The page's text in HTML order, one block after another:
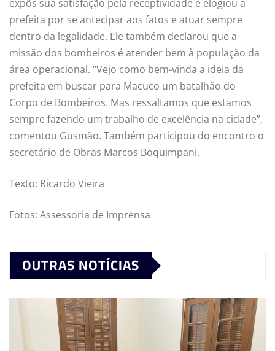
expôs sua satisfação pela receptividade e elogiou a
prefeita por se antecipar aos fatos e atuar sempre
dentro da legalidade. Ele também declarou que a
missão dos bombeiros é atender bem à população da
área operacional. “Vejo como bem-vinda a ideia da
prefeita em buscar para Macuco um batalhão do
Corpo de Bombeiros. Mas ressaltamos que estamos
sempre fazendo um trabalho de excelência na cidade”,
comentou Gusmão. Também participou do encontro o
secretário de Obras Marcos Boquimpani.
Texto: Ricardo Vieira
Fotos: Assessoria de Imprensa
OUTRAS NOTÍCIAS